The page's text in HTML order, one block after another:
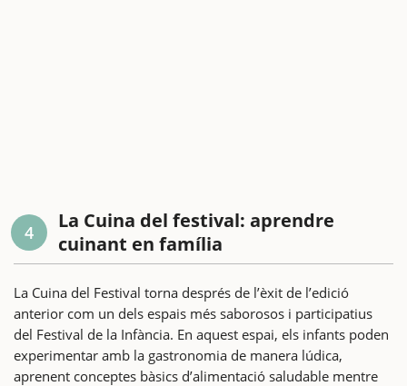
4
La Cuina del festival: aprendre
cuinant en família
La Cuina del Festival torna després de l’èxit de l’edició
anterior com un dels espais més saborosos i participatius
del Festival de la Infància. En aquest espai, els infants poden
experimentar amb la gastronomia de manera lúdica,
aprenent conceptes bàsics d’alimentació saludable mentre